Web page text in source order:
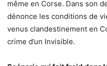
même en Corse. Dans son
dénonce les conditions de
venus clandestinement en
crime d’un Invisible.